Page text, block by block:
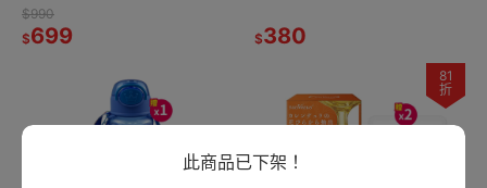
此商品已下架！
27.2.9【贈】HSAE 精選香氛超
濃縮洗衣球34顆*2
$990
$699
韌防斷落修護霜*1
$380
81
折